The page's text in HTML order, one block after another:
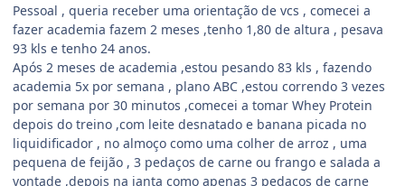
Pessoal , queria receber uma orientação de vcs , comecei a
fazer academia fazem 2 meses ,tenho 1,80 de altura , pesava
93 kls e tenho 24 anos.
Após 2 meses de academia ,estou pesando 83 kls , fazendo
academia 5x por semana , plano ABC ,estou correndo 3 vezes
por semana por 30 minutos ,comecei a tomar Whey Protein
depois do treino ,com leite desnatado e banana picada no
liquidificador , no almoço como uma colher de arroz , uma
pequena de feijão , 3 pedaços de carne ou frango e salada a
vontade ,depois na janta como apenas 3 pedaços de carne